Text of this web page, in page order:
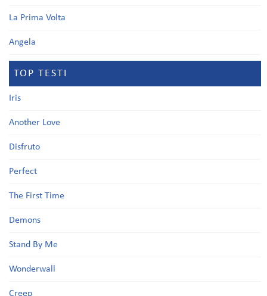
La Prima Volta
Angela
TOP TESTI
Iris
Another Love
Disfruto
Perfect
The First Time
Demons
Stand By Me
Wonderwall
Creep